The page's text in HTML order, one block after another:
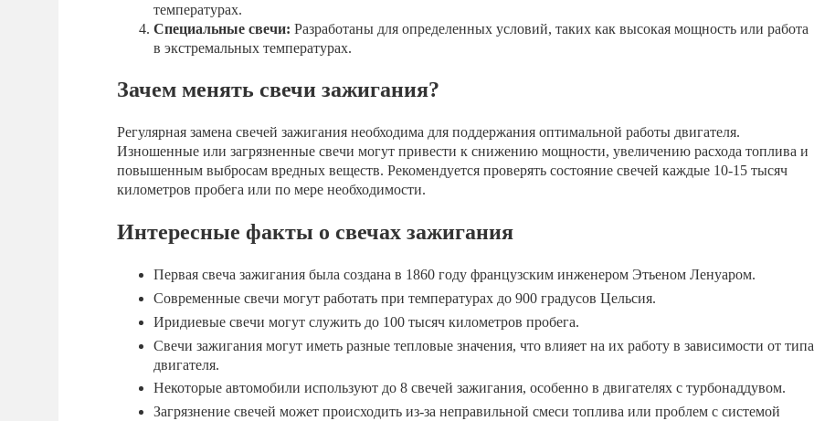
температурах.
Специальные свечи: Разработаны для определенных условий, таких как высокая мощность или работа
в экстремальных температурах.
Зачем менять свечи зажигания?
Регулярная замена свечей зажигания необходима для поддержания оптимальной работы двигателя.
Изношенные или загрязненные свечи могут привести к снижению мощности, увеличению расхода топлива и
повышенным выбросам вредных веществ. Рекомендуется проверять состояние свечей каждые 10-15 тысяч
километров пробега или по мере необходимости.
Интересные факты о свечах зажигания
Первая свеча зажигания была создана в 1860 году французским инженером Этьеном Ленуаром.
Современные свечи могут работать при температурах до 900 градусов Цельсия.
Иридиевые свечи могут служить до 100 тысяч километров пробега.
Свечи зажигания могут иметь разные тепловые значения, что влияет на их работу в зависимости от типа
двигателя.
Некоторые автомобили используют до 8 свечей зажигания, особенно в двигателях с турбонаддувом.
Загрязнение свечей может происходить из-за неправильной смеси топлива или проблем с системой